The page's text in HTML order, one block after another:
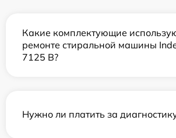
Какие комплектующие
ремонте стиральной машины
7125 B?
Нужно ли платить за